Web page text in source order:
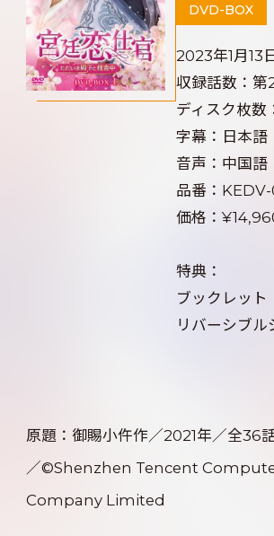
DVD-BOX
2023年1月13
収録話数：第
ディスク枚数
字幕：日本語
音声：中国語
品番：
価格：
特典：
ブックレット
リバーシブル
原題：御賜小仵作／2021年／全36
／©Shenzhen Tencent
Company Limited